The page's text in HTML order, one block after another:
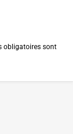
obligatoires sont